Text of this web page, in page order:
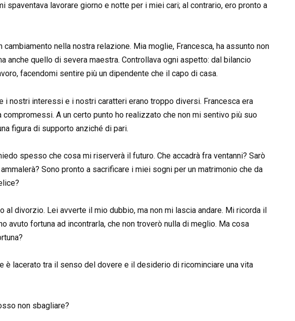
spaventava lavorare giorno e notte per i miei cari; al contrario, ero pronto a
cambiamento nella nostra relazione. Mia moglie, Francesca, ha assunto non
anche quello di severa maestra. Controllava ogni aspetto: dal bilancio
facendomi sentire più un dipendente che il capo di casa.
i nostri interessi e i nostri caratteri erano troppo diversi. Francesca era
A un certo punto ho realizzato che non mi sentivo più suo
figura di supporto anziché di pari.
spesso che cosa mi riserverà il futuro. Che accadrà fra ventanni? Sarò
Sono pronto a sacrificare i miei sogni per un matrimonio che da
al divorzio. Lei avverte il mio dubbio, ma non mi lascia andare. Mi ricorda il
avuto fortuna ad incontrarla, che non troverò nulla di meglio. Ma cosa
è lacerato tra il senso del dovere e il desiderio di ricominciare una vita
non sbagliare?